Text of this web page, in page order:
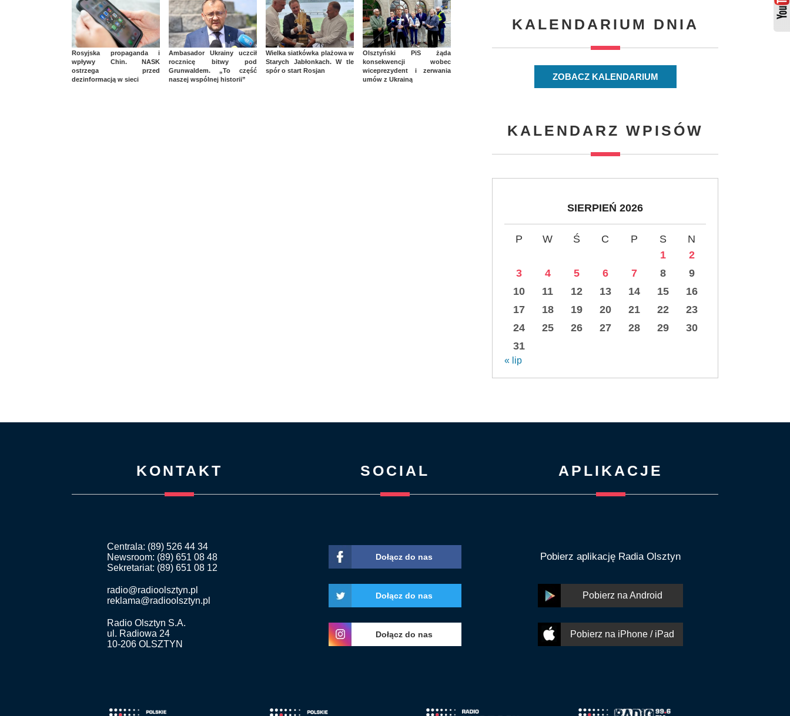
Rosyjska propaganda i
wpływy Chin. NASK
ostrzega przed
dezinformacją w sieci
Ambasador Ukrainy uczcił
rocznicę bitwy pod
Grunwaldem. „To część
naszej wspólnej historii”
Wielka siatkówka plażowa w
Starych Jabłonkach. W tle
spór o start Rosjan
Olsztyński PiS żąda
konsekwencji wobec
wiceprezydent i zerwania
umów z Ukrainą
KALENDARIUM DNIA
ZOBACZ KALENDARIUM
KALENDARZ WPISÓW
SIERPIEŃ 2026
P W Ś C P S
N
1
2
3
4 5 6 7 8
9
10
11 12 13 14 15
16
17
18 19 20 21 22
23
24
25 26 27 28 29
30
31
« lip
KONTAKT
Centrala: (89) 526 44 34
Newsroom: (89) 651 08 48
Sekretariat: (89) 651 08 12
radio@radioolsztyn.pl
reklama@radioolsztyn.pl
Radio Olsztyn S.A.
ul. Radiowa 24
10-206 OLSZTYN
SOCIAL
Dołącz do nas
Dołącz do nas
Dołącz do nas
APLIKACJE
Pobierz aplikację Radia Olsztyn
Pobierz na Android
Pobierz na iPhone / iPad